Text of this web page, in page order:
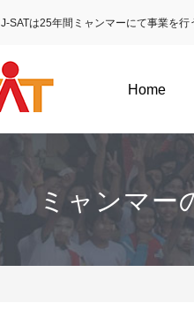
J-SATは25年間ミャンマーにて事業を
Home
ミャンマー